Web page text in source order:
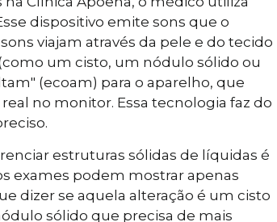
dispositivo emite sons que o
viajam através da pele e do tecido
um cisto, um nódulo sólido ou
(ecoam) para o aparelho, que
no monitor. Essa tecnologia faz do
estruturas sólidas de líquidas é
exames podem mostrar apenas
dizer se aquela alteração é um cisto
sólido que precisa de mais